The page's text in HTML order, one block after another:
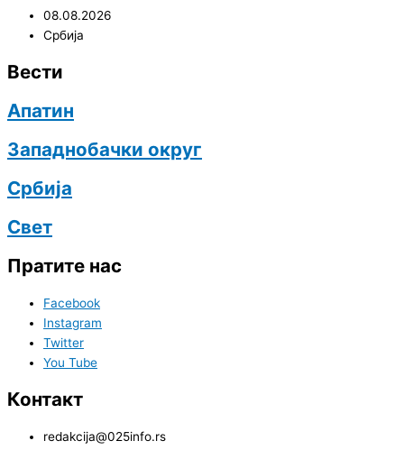
08.08.2026
Србија
Вести
Апатин
Западнобачки округ
Србија
Свет
Пратите нас
Facebook
Instagram
Twitter
You Tube
Контакт
redakcija@025info.rs